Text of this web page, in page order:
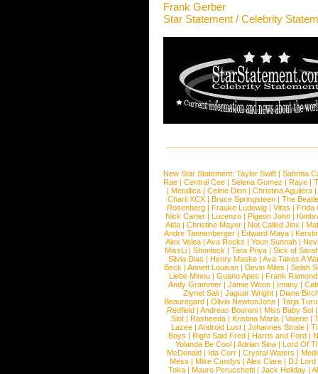
Frank Gerber
Star Statement / Celebrity
New Star Statement: Taylor Swift | Sabrina
Rae |Central Cee |Selena Gomez |Raye |
| Metallica | Celine Dion | Christina Aguilera |
Charli XCX |Bruce Springsteen |The
Rosenberg | Frauke Ludowig | Vitas | Frida
Nick Carter | Lucenzo | Pigeon John |
Aida |Christine Mayer |Not Called Jinx |
Andre Tannenberger | Edward Maya |
Alex Velea | Ava Rocks | Youn Sunnah |
MissLi | Shonlock | Tara Priya | Sick of
Silvia Dias |Henry Maske |Ava Takes A
Beck |Annett Louisan |Devin Miles |Selah
Liebe Minou |Guano Apes |Frank Ramond
Andy Grammer |Jamie Woon | Imany |
Ziynet Sali |Jaguar Wright |Diane
Beauregard |Olivia NewtonJohn |Tarja
Redfield | Andreas Bourani | Miss Baby Sol
Slot | Rasheeda | Kristina Maria | Valerie |
Lazee | Android Lust | Johannes Strate |
Boys | Right Said Fred | Harris and Ford |
Yolanda Be Cool |Adrian Sina |Lord Of
McDonald | Ida Corr |Crystal Waters |
Mess | Mike Candys | Alex Clare | DJ Lord
Toka | Mauro Perucchetti | Jack Holiday |